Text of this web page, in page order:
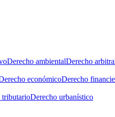
Derecho ambientalDerecho
económicoDerecho
tributarioDerecho urbanístico